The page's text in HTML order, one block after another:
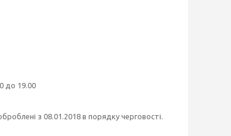
до 19.00
з 08.01.2018 в порядку черговості.